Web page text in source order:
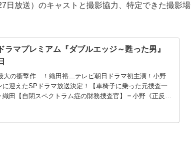
日放送）のキャストと撮影協力、特定できた撮影場
ラマプレミアム『ダブルエッジ～甦った男』
大の衝撃作…！織田裕二テレビ朝日ドラマ初主演！小野
に迎えたSPドラマ放送決定！【車椅子に乗った元捜査一
田【自閉スペクトラム症の財務捜査官】＝小野《正反対